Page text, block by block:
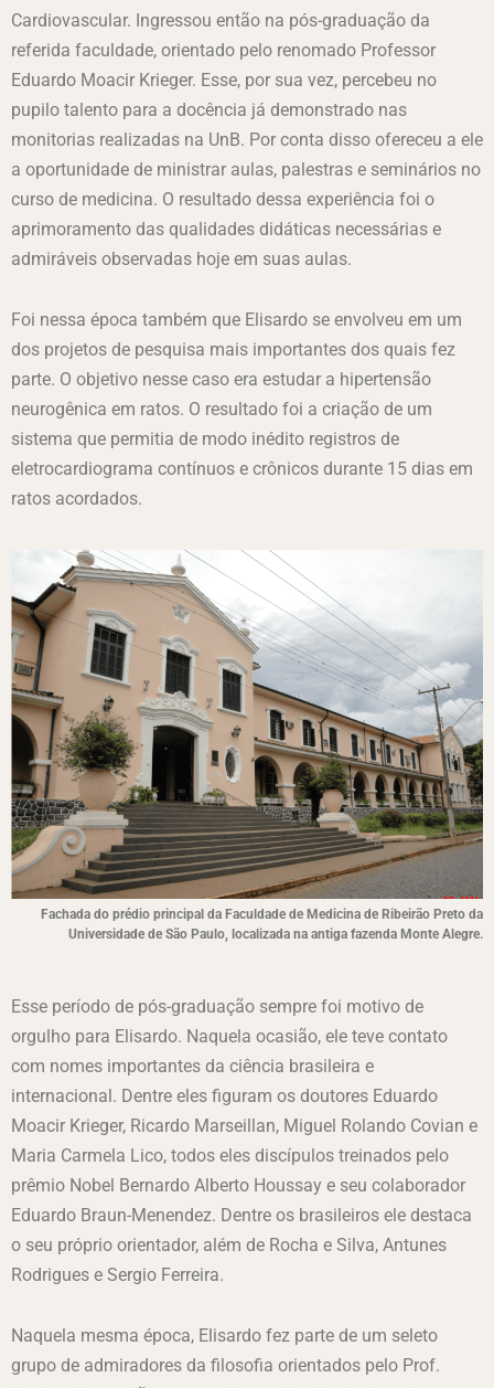
Cardiovascular. Ingressou então na pós-graduação da
referida faculdade, orientado pelo renomado Professor
Eduardo Moacir Krieger. Esse, por sua vez, percebeu no
pupilo talento para a docência já demonstrado nas
monitorias realizadas na UnB. Por conta disso ofereceu a ele
a oportunidade de ministrar aulas, palestras e seminários no
curso de medicina. O resultado dessa experiência foi o
aprimoramento das qualidades didáticas necessárias e
admiráveis observadas hoje em suas aulas.
Foi nessa época também que Elisardo se envolveu em um
dos projetos de pesquisa mais importantes dos quais fez
parte. O objetivo nesse caso era estudar a hipertensão
neurogênica em ratos. O resultado foi a criação de um
sistema que permitia de modo inédito registros de
eletrocardiograma contínuos e crônicos durante 15 dias em
ratos acordados.
Fachada do prédio principal da Faculdade de Medicina de Ribeirão Preto da
Universidade de São Paulo, localizada na antiga fazenda Monte Alegre.
Esse período de pós-graduação sempre foi motivo de
orgulho para Elisardo. Naquela ocasião, ele teve contato
com nomes importantes da ciência brasileira e
internacional. Dentre eles figuram os doutores Eduardo
Moacir Krieger, Ricardo Marseillan, Miguel Rolando Covian e
Maria Carmela Lico, todos eles discípulos treinados pelo
prêmio Nobel Bernardo Alberto Houssay e seu colaborador
Eduardo Braun-Menendez. Dentre os brasileiros ele destaca
o seu próprio orientador, além de Rocha e Silva, Antunes
Rodrigues e Sergio Ferreira.
Naquela mesma época, Elisardo fez parte de um seleto
grupo de admiradores da filosofia orientados pelo Prof.